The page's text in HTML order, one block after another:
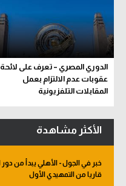
الدوري المصري – تعرف على لائحة
عقوبات عدم الالتزام بعمل
المقابلات التلفزيونية
الأكثر مشاهدة
قاريا من التمهيدي الأول